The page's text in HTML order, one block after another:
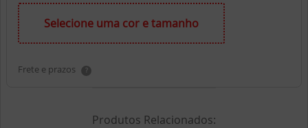
Selecione uma cor e tamanho
Frete e prazos ?
Produtos Relacionados: